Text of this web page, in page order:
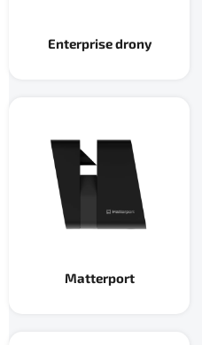
Enterprise drony
Matterport